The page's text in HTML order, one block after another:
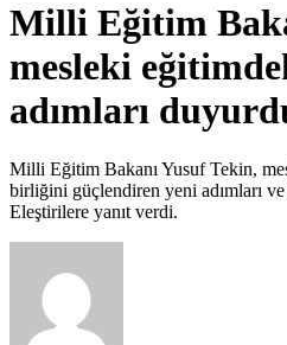
Milli Eğitim
mesleki
adımları
Milli Eğitim Bakanı Yusuf Tekin,
birliğini güçlendiren yeni adımları
Eleştirilere yanıt verdi.